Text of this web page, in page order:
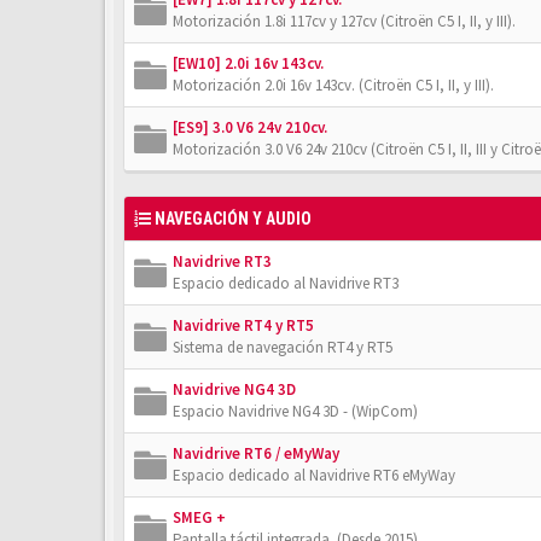
Motorización 1.8i 117cv y 127cv (Citroën C5 I, II, y III).
[EW10] 2.0i 16v 143cv.
Motorización 2.0i 16v 143cv. (Citroën C5 I, II, y III).
[ES9] 3.0 V6 24v 210cv.
Motorización 3.0 V6 24v 210cv (Citroën C5 I, II, III y
NAVEGACIÓN Y AUDIO
Navidrive RT3
Espacio dedicado al Navidrive RT3
Navidrive RT4 y RT5
Sistema de navegación RT4 y RT5
Navidrive NG4 3D
Espacio Navidrive NG4 3D - (WipCom)
Navidrive RT6 / eMyWay
Espacio dedicado al Navidrive RT6 eMyWay
SMEG +